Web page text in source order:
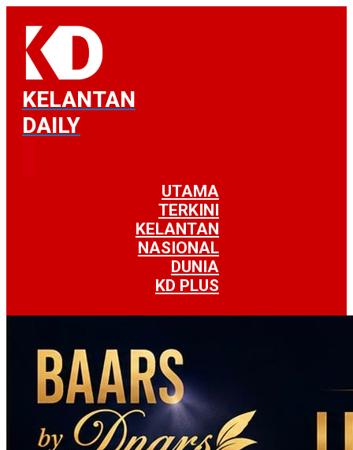
KELANTAN
DAILY
UTAMA
TERKINI
KELANTAN
NASIONAL
DUNIA
KD PLUS